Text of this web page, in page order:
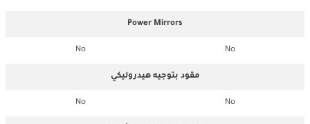
Power Mirrors
No
No
مقود بتوجيه هيدروليكي
No
No